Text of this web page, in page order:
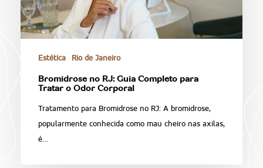
Estética Rio de Janeiro
Bromidrose no RJ: Guia Completo para
Tratar o Odor Corporal
Tratamento para Bromidrose no RJ: A bromidrose,
popularmente conhecida como mau cheiro nas axilas,
é…